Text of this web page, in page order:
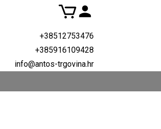
+38512753476
+385916109428
info@antos-trgovina.hr